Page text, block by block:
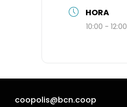
HORA
10:00 - 12:00
coopolis@bcn.coop